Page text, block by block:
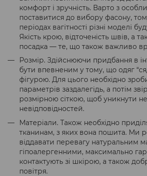
комфорт і зручність. Варто з
поставитися до вибору фасону,
періодах вагітності різні моделі
Якість крою, відточеність швів, а
посадка — те, що також важливо
Розмір. Здійснюючи придбання в
бути впевненим у тому, що одяг
фігурою. Для цього необхідно
параметрів заздалегідь, а потім
розмірною сіткою, щоб уникнути
невідповідностей.
Матеріали. Також необхідно
тканинам, з яких вона пошита. Ми
віддавати перевагу натуральним
гіпоалергенними, максимально
контактують зі шкірою, а також
повітря.